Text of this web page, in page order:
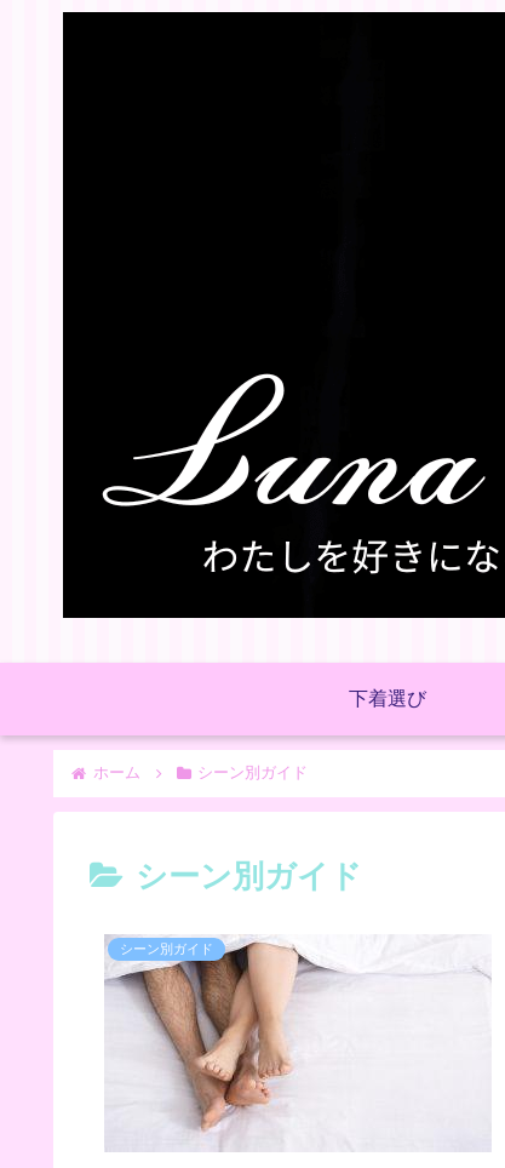
下着選び
ホーム シーン別ガイド
シーン別ガイド
シーン別ガイド